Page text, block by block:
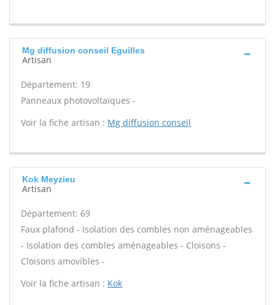
Mg diffusion conseil Eguilles
Artisan
Département: 19
Panneaux photovoltaïques -
Voir la fiche artisan : Mg diffusion conseil
Kok Meyzieu
Artisan
Département: 69
Faux plafond - Isolation des combles non aménageables
- Isolation des combles aménageables - Cloisons -
Cloisons amovibles -
Voir la fiche artisan : Kok